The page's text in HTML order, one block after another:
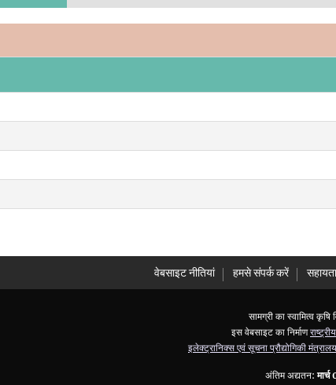
वेबसाइट नीतियां हमसे संपर्क करें सहायता
सामग्री का स्वामित्व कृषि
इस वेबसाइट का निर्माण
इलेक्ट्रानिक्स एवं सूचना प्रौद्योगिकी मंत्रालय
अंतिम अद्यतन: